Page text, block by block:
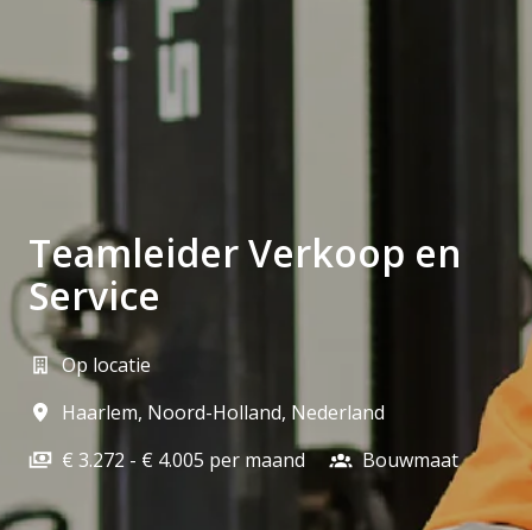
Teamleider Verkoop en
Service
Op locatie
Haarlem, Noord-Holland, Nederland
€ 3.272 - € 4.005 per maand
Bouwmaat